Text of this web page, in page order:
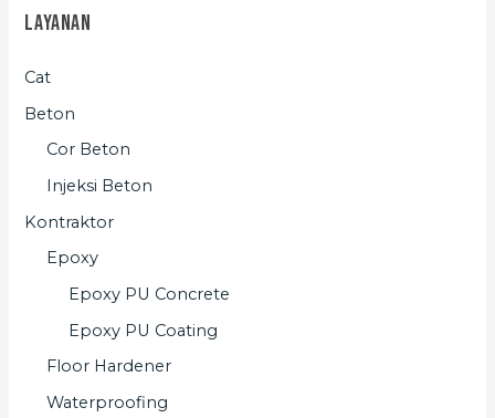
Layanan
Cat
Beton
Cor Beton
Injeksi Beton
Kontraktor
Epoxy
Epoxy PU Concrete
Epoxy PU Coating
Floor Hardener
Waterproofing